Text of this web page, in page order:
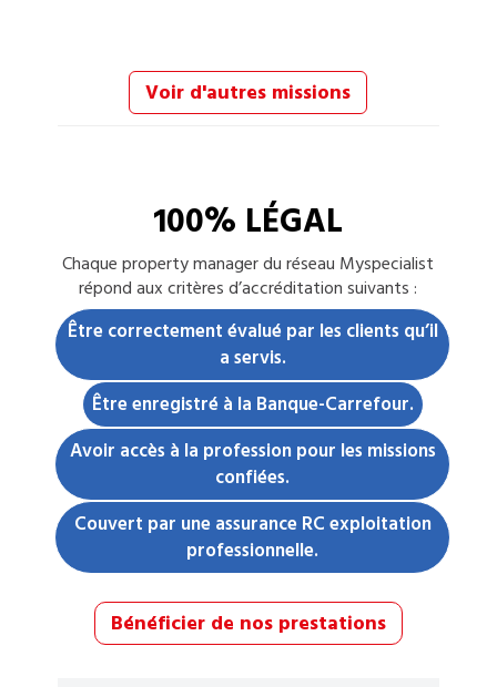
Voir d'autres missions
100% LÉGAL
Chaqueproperty managerdu réseau Myspecialist
répond aux critères d’accréditation suivants :
Être correctement évalué par les clients qu’il
a servis.
Être enregistré à la Banque-Carrefour.
Avoir accès à la profession pour les missions
confiées.
Couvert par une assurance RC exploitation
professionnelle.
Bénéficier de nos prestations